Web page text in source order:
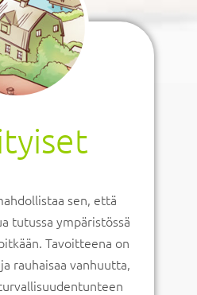
sen, että
tutussa ympäristössä
Tavoitteena on
rauhaisaa vanhuutta,